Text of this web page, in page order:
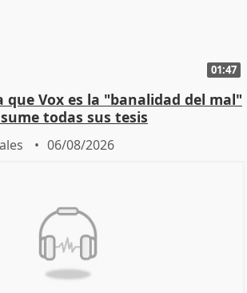
01:47
que Vox es la "banalidad del mal"
todas sus tesis
06/08/2026